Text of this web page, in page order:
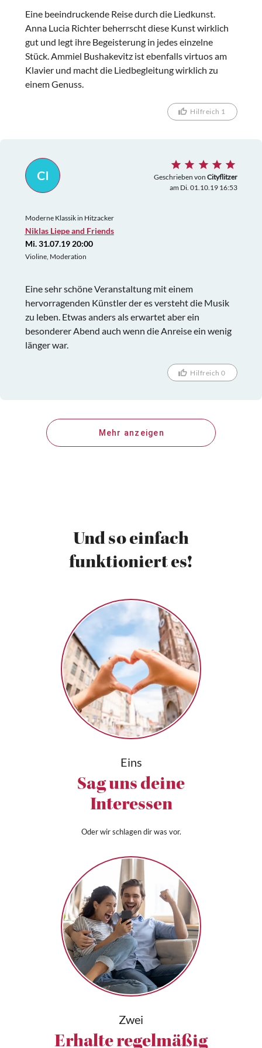
Baustellen mit Riesenumleitung ,ohne
Ausschilderung für Umleitung, Navi wieder im
Funkloch,furchtbar, eine echt Prüfung füer Nerven
von Fahrer und Beifahrerin,.. dann nicht durch
Hamburg mit staus wie auf der Hinfahrt ,sondern
durch den Elbtunnel mit Stau ( weil nur 1 Röhre auf
STD.FAHRT,UM DAS KONZERT ZU HOEREN ..( WIR
Ausflug für mich( weniger für den Fahrer) Mein
Wunsch,dass Hitzacker 2 Tickets vorwarnt,dass man
Eine beeindruckende Reise durch die Liedkunst.
Anna Lucia Richter beherrscht diese Kunst wirklich
gut und legt ihre Begeisterung in jedes einzelne
Stück. Ammiel Bushakevitz ist ebenfalls virtuos am
Klavier und macht die Liedbegleitung wirklich zu
einem Genuss.
Hilfreich 1
CI Geschrieben von Cityflitzer
am Di. 01.10.19 16:53
Moderne Klassik in Hitzacker
Niklas Liepe and Friends
Mi. 31.07.19 20:00
Violine, Moderation
Eine sehr schöne Veranstaltung mit einem
hervorragenden Künstler der es versteht die Musik
zu leben. Etwas anders als erwartet aber ein
besonderer Abend auch wenn die Anreise ein wenig
länger war.
Hilfreich 0
Mehr anzeigen
Und so einfach
funktioniert es!
Eins
Sag uns deine
Interessen
Oder wir schlagen dir was vor.
Zwei
Erhalte regelmäßig